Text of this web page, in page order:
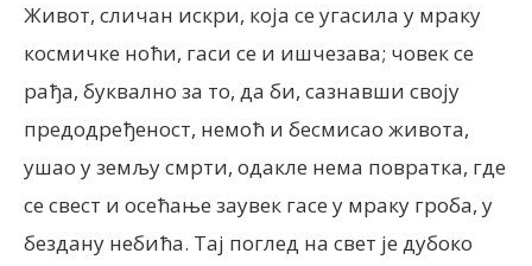
Живот, сличан искри, која се угасила у мраку
космичке ноћи, гаси се и ишчезава; човек се
рађа, буквално за то, да би, сазнавши своју
предодређеност, немоћ и бесмисао живота,
ушао у земљу смрти, одакле нема повратка, где
се свест и осећање заувек гасе у мраку гроба, у
бездану небића. Тај поглед на свет је дубоко